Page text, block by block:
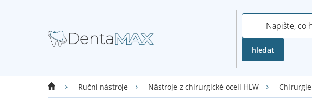
hledat
Domů Ruční nástroje Nástroje z chirurgické oceli HLW Chirurgie